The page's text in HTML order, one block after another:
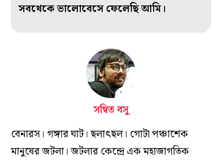
সবথেকে ভালোবেসে ফেলেছি আমি।
সম্বিত বসু
বেনারস। গঙ্গার ঘাট। ছলাৎছল। গোটা পঞ্চাশেক
মানুষের জটলা। জটলার কেন্দ্রে এক মহাজাগতিক